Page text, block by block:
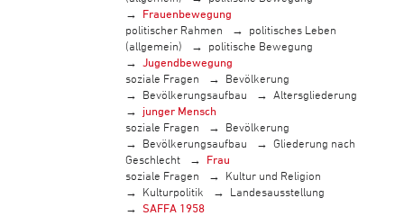
Frauenbewegung
politischer Rahmen
politisches Leben
(allgemein)
politische Bewegung
Jugendbewegung
soziale Fragen
Bevölkerung
Bevölkerungsaufbau
Altersgliederung
junger Mensch
soziale Fragen
Bevölkerung
Bevölkerungsaufbau
Gliederung nach
Geschlecht
Frau
soziale Fragen
Kultur und Religion
Kulturpolitik
Landesausstellung
SAFFA 1958